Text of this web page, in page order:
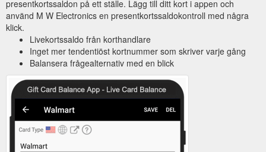
presentkortssaldon på ett ställe. Lägg till ditt kort i appen och
använd M W Electronics en presentkortssaldokontroll med några
klick.
Livekortssaldo från korthandlare
Inget mer tendentiöst kortnummer som skriver varje gång
Balansera frågealternativ med en blick